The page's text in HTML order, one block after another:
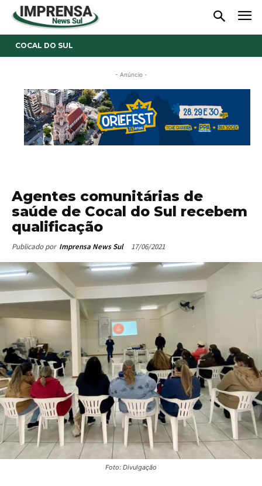
COCAL DO SUL
- Anúncio -
Agentes comunitárias de
saúde de Cocal do Sul recebem
qualificação
Publicado por Imprensa News Sul 17/06/2021
Foto: Divulgação